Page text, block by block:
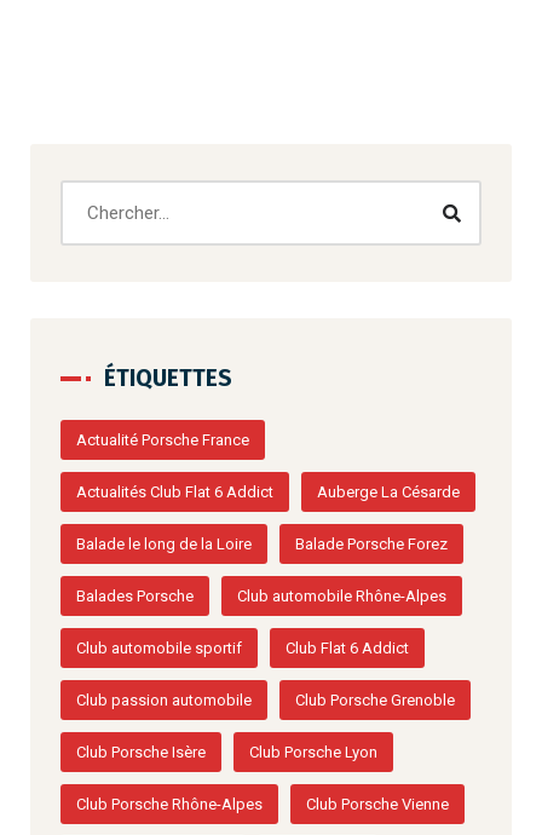
ÉTIQUETTES
Actualité Porsche France
Actualités Club Flat 6 Addict Auberge La Césarde
Balade le long de la Loire Balade Porsche Forez
Balades Porsche Club automobile Rhône-Alpes
Club automobile sportif Club Flat 6 Addict
Club passion automobile Club Porsche Grenoble
Club Porsche Isère Club Porsche Lyon
Club Porsche Rhône-Alpes Club Porsche Vienne